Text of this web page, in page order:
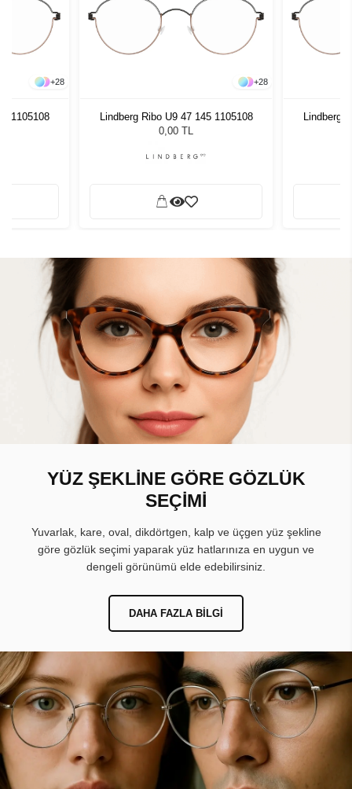
+28
1105108
+28
Lindberg Ribo U9 47 145 1105108
0,00 TL
Lindberg
YÜZ ŞEKLİNE GÖRE GÖZLÜK
SEÇİMİ
Yuvarlak, kare, oval, dikdörtgen, kalp ve üçgen yüz şekline
göre gözlük seçimi yaparak yüz hatlarınıza en uygun ve
dengeli görünümü elde edebilirsiniz.
DAHA FAZLA BILGI